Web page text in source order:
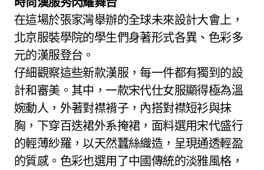
在這場於張家灣舉辦的全球未來設計大會上，
北京服裝學院的學生們身著形式各異、色彩多
元的漢服登台。
仔細觀察這些新款漢服，每一件都有獨到的設
計和審美。其中，一款宋代仕女服顯得極為溫
婉動人，外著對襟褙子，內搭對襟短衫與抹
胸，下穿百迭裙外系掩裙，面料選用宋代盛行
的輕薄紗羅，以天然蠶絲織造，呈現通透輕盈
的質感。色彩也選用了中國傳統的淡雅風格，